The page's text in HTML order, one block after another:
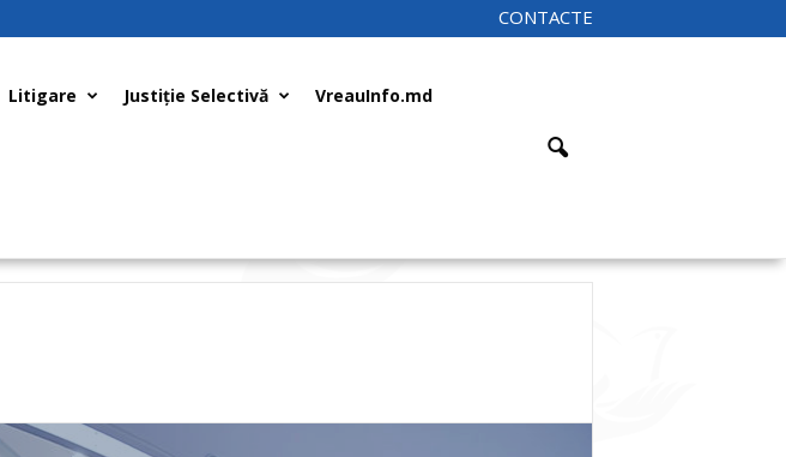
CONTACTE
Litigare Justiţie Selectivă VreauInfo.md